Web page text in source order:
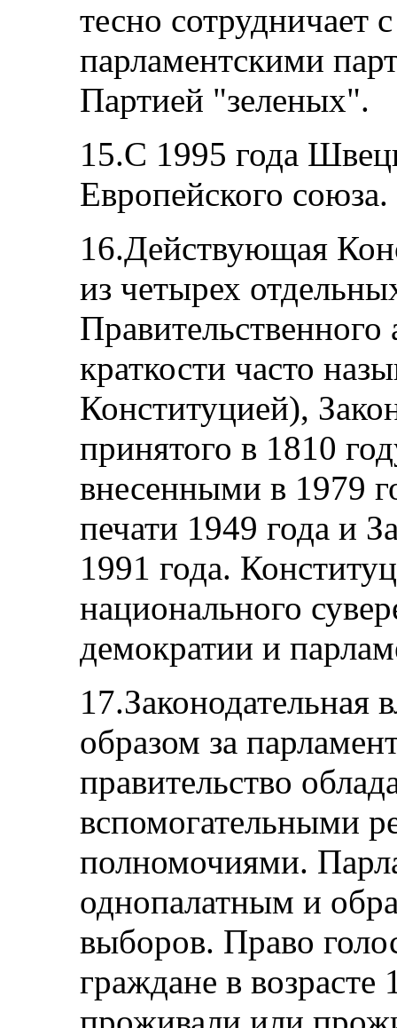
тесно сотрудничает
парламентскими
Партией "зеленых".
15.С 1995 года
Европейского союза.
16.Действующая
из четырех
краткости часто
Конституцией),
принятого в 1810
внесенными в 1979
печати 1949 года и
1991 года.
национального
демократии и
17.Законодательная
образом за
правительство
вспомогательными
полномочиями.
однопалатным и
выборов. Право
граждане в